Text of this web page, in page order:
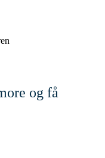
og få